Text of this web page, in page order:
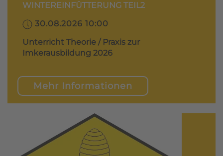
WINTEREINFÜTTERUNG TEIL2
30.08.2026 10:00
Unterricht Theorie / Praxis zur
Imkerausbildung 2026
Mehr Informationen